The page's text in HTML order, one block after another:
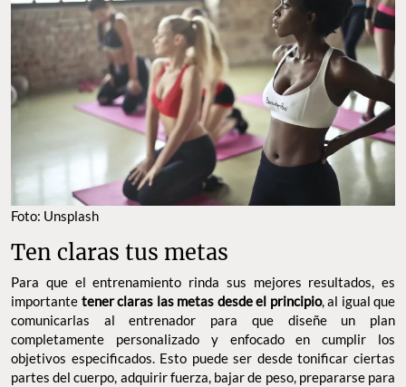
Foto: Unsplash
Ten claras tus metas
Para que el entrenamiento rinda sus mejores resultados, es
importante tener claras las metas desde el principio, al igual que
comunicarlas al entrenador para que diseñe un plan
completamente personalizado y enfocado en cumplir los
objetivos especificados. Esto puede ser desde tonificar ciertas
partes del cuerpo, adquirir fuerza, bajar de peso, prepararse para